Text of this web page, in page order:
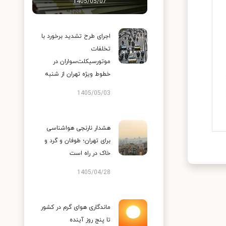
اجرای طرح تشدید برخورد با
تخلفات
موتورسیکلت‌سواران در
خطوط ویژه تهران از شنبه
1405/05/03
هشدار نارنجی هواشناسی
برای تهران؛ طوفان و گرد و
خاک در راه است
1405/04/28
ماندگاری هوای گرم در کشور
تا پنج روز آینده